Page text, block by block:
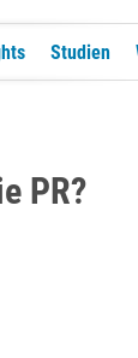
Studien
PR?